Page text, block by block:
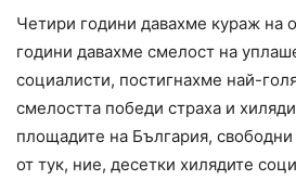
Четири години давахме кураж на
години давахме смелост на
социалисти, постигнахме най-
смелостта победи страха и
площадите на България,
от тук, ние, десетки хилядите